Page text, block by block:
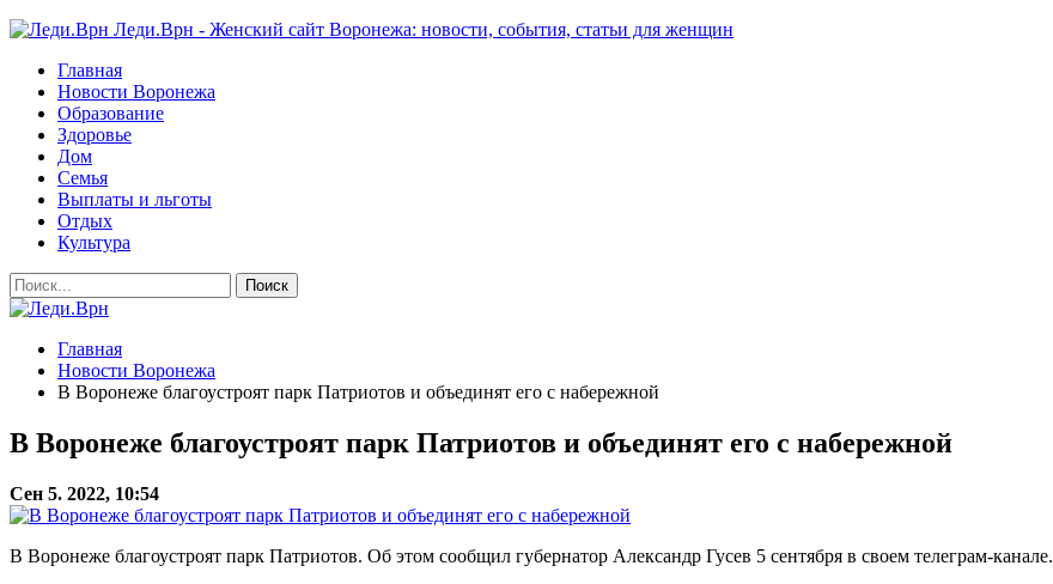
Леди.Врн - Женский сайт Воронежа: новости, события, статьи для женщин
Главная
Новости Воронежа
Образование
Здоровье
Дом
Семья
Выплаты и льготы
Отдых
Культура
Главная
Новости Воронежа
В Воронеже благоустроят парк Патриотов и объединят его с набережной
В Воронеже благоустроят парк Патриотов и объединят его с набережной
Сен 5. 2022, 10:54
В Воронеже благоустроят парк Патриотов. Об этом сообщил губернатор Александр Гусев 5 сентября в своем телеграм-канале.